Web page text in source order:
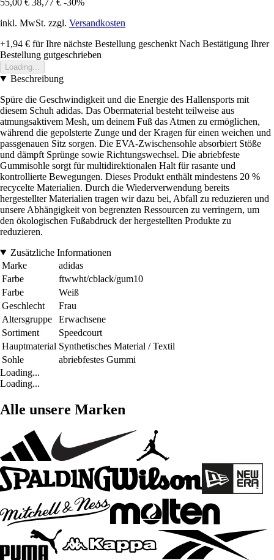
inkl. MwSt. zzgl. Versandkosten
+1,94 € für Ihre nächste Bestellung geschenkt Nach Bestätigung Ihrer
Bestellung gutgeschrieben
Loading...
Beschreibung
Spüre die Geschwindigkeit und die Energie des Hallensports mit
diesem Schuh adidas. Das Obermaterial besteht teilweise aus
atmungsaktivem Mesh, um deinem Fuß das Atmen zu ermöglichen,
während die gepolsterte Zunge und der Kragen für einen weichen und
passgenauen Sitz sorgen. Die EVA-Zwischensohle absorbiert Stöße
und dämpft Sprünge sowie Richtungswechsel. Die abriebfeste
Gummisohle sorgt für multidirektionalen Halt für rasante und
kontrollierte Bewegungen. Dieses Produkt enthält mindestens 20 %
recycelte Materialien. Durch die Wiederverwendung bereits
hergestellter Materialien tragen wir dazu bei, Abfall zu reduzieren und
unsere Abhängigkeit von begrenzten Ressourcen zu verringern, um
den ökologischen Fußabdruck der hergestellten Produkte zu
reduzieren.
Zusätzliche Informationen
Marke
adidas
Farbe
ftwwht/cblack/gum10
Farbe
Weiß
Geschlecht
Frau
Altersgruppe
Erwachsene
Sortiment
Speedcourt
Hauptmaterial Synthetisches Material / Textil
Sohle
abriebfestes Gummi
Loading...
Loading...
Alle unsere Marken